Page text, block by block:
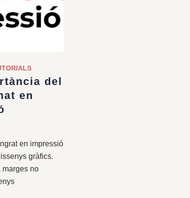
del
en
en impressió
gràfics.
marges no